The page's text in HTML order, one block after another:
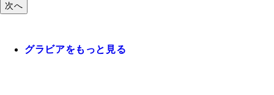
次へ
グラビアをもっと見る